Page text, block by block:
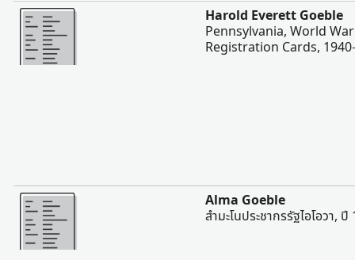
มากขึ้น
Harold Everett Goeble
Pennsylvania, World
Registration Cards,
มากขึ้น
Alma Goeble
สํามะโนประชากรรัฐไอโอวา,